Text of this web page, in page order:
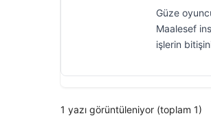
Güze
Maalesef
işlerin
1 yazı görüntüleniyor (toplam 1)